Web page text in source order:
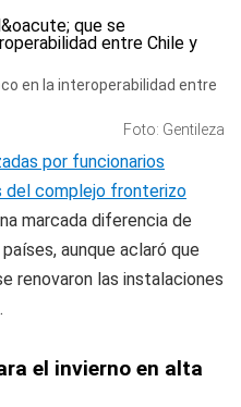
en la interoperabilidad entre
Foto: Gentileza
por funcionarios
del complejo fronterizo
marcada diferencia de
aunque aclaró que
renovaron las instalaciones
el invierno en alta